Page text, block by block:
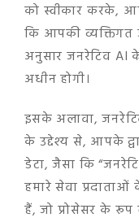
को स्वीकार करके,
कि आपकी व्यक्तिगत
अनुसार जनरेटिव AI
अधीन होगी।
इसके अलावा,
के उद्देश्य से, आपके
डेटा, जैसा कि
हमारे सेवा
हैं, जो प्रोसेसर के रूप